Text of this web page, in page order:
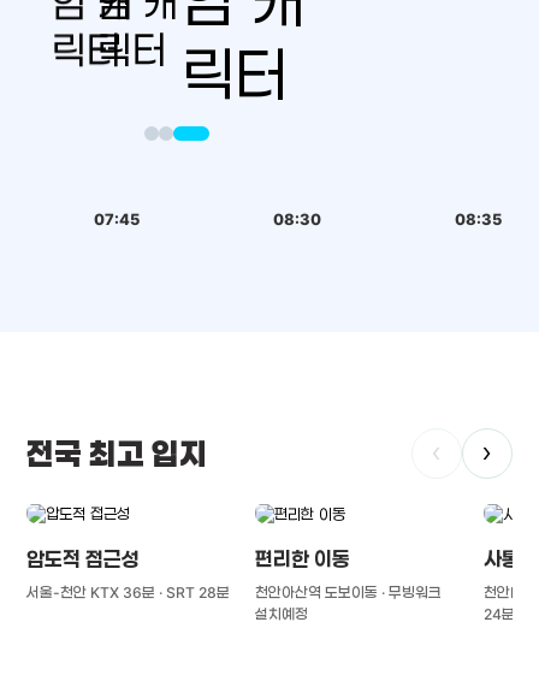
07:45 08:30 08:35
전국 최고 입지 ‹ ›
압도적 접근성
서울-천안 KTX 36분 · SRT 28분
편리한 이동
천안아산역 도보이동 · 무빙워크
설치예정
사통
천안IC(
24분